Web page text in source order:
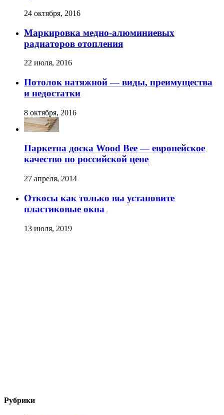
24 октября, 2016
Маркировка медно-алюминиевых
радиаторов отопления
22 июля, 2016
Потолок натяжной — виды, преимущества
и недостатки
8 октября, 2016
Паркетна доска Wood Bee — европейское
качество по российской цене
27 апреля, 2014
Откосы как только вы установите
пластиковые окна
13 июля, 2019
Рубрики